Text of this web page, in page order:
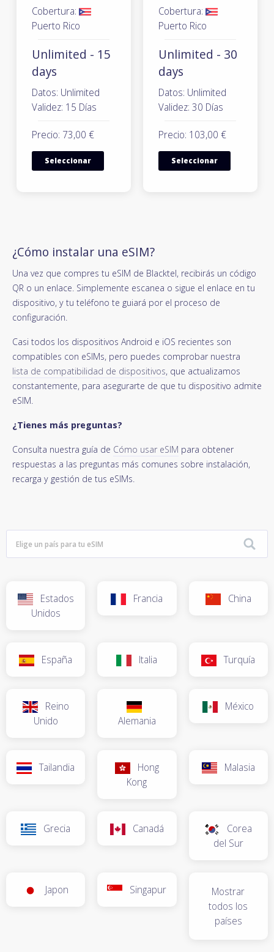
Cobertura:
Puerto Rico
Unlimited - 15
days
Datos: Unlimited
Validez: 15 Días
Precio: 73,00 €
Seleccionar
Cobertura:
Puerto Rico
Unlimited - 30
days
Datos: Unlimited
Validez: 30 Días
Precio: 103,00 €
Seleccionar
¿Cómo instalar una eSIM?
Una vez que compres tu eSIM de Blacktel, recibirás un código
QR o un enlace. Simplemente escanea o sigue el enlace en tu
dispositivo, y tu teléfono te guiará por el proceso de
configuración.
Casi todos los dispositivos Android e iOS recientes son
compatibles con eSIMs, pero puedes comprobar nuestra
lista de compatibilidad de dispositivos, que actualizamos
constantemente, para asegurarte de que tu dispositivo admite
eSIM.
¿Tienes más preguntas?
Consulta nuestra guía de Cómo usar eSIM para obtener
respuestas a las preguntas más comunes sobre instalación,
recarga y gestión de tus eSIMs.
Estados
Unidos
Francia China
España Italia Turquía
Reino
Unido
Alemania
México
Tailandia
Hong
Kong
Malasia
Grecia Canadá
Corea
del Sur
Japon Singapur
Mostrar
todos los
países